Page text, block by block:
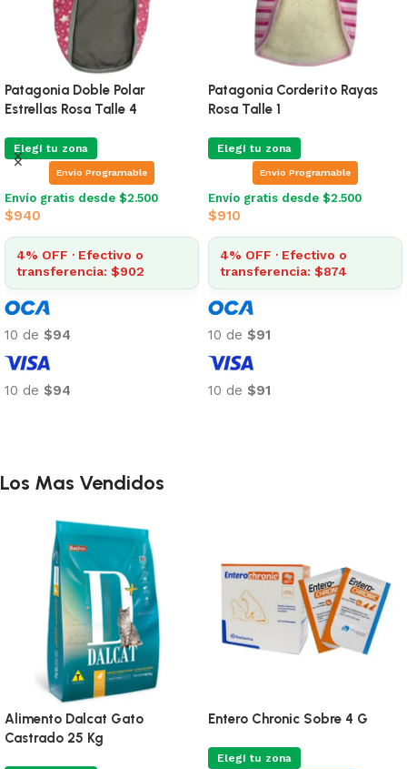
Patagonia Corderito Rayas
Rosa Talle 1
Elegí tu zona
Envio Programable
Envío gratis desde $2.500
4% OFF · Efectivo o
transferencia: $874
10 de
10 de
Buzo Para Perros
Brownie Talle 6
Elegí tu zona
Envio
Envío gratis desde
4% OFF · Efectivo
transferencia:
Los Mas Vendidos
Alimento Dalcat Gato
Castrado 25 Kg
Entero Chronic Sobre 4 G
Elegí tu zona